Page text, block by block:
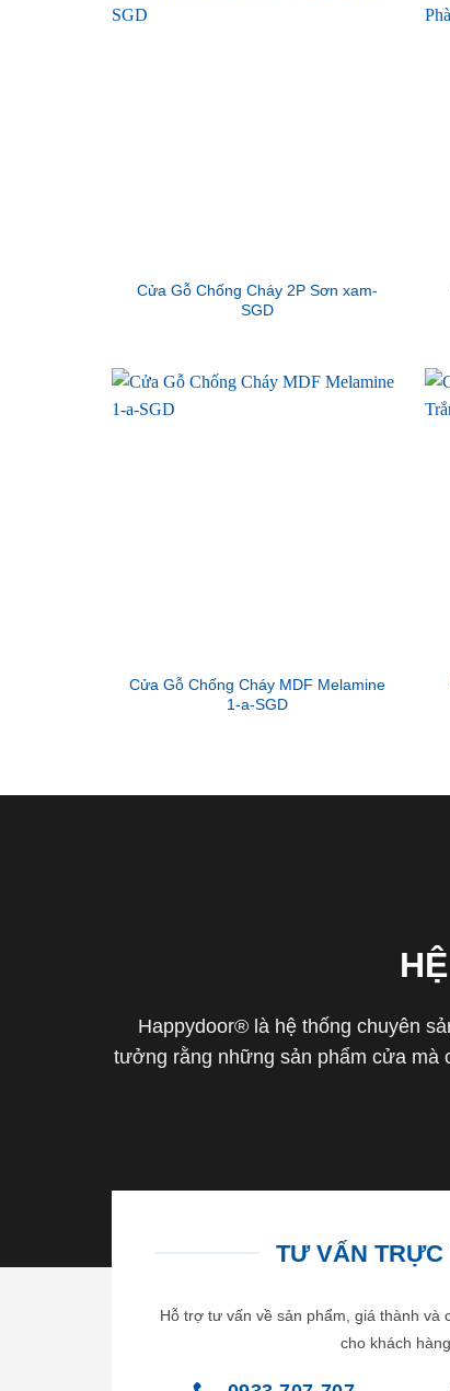
Cửa Gỗ Chống Cháy 2P Sơn xam-
SGD
Cửa Gỗ Chống Cháy MDF Melamine
1-a-SGD
Happydoor® là hệ thống chuyên
tưởng rằng những sản phẩm cửa mà
TƯ VẤN TRỰC
Hỗ trợ tư vấn về sản phẩm, giá thành và
cho khách